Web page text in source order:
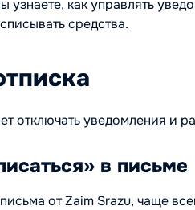
узнаете, как управлять
средства.
отключать уведомления и
в письме
от Zaim Srazu, чаще